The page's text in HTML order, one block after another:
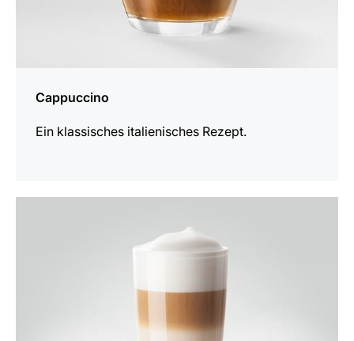
Cappuccino
Ein klassisches italienisches Rezept.